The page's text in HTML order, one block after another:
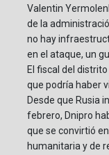
Valentin
de la
no hay
en el ataque, un
El fiscal del
que podría haber
Desde que Rusia
febrero, Dnipro
que se convirtió
humanitaria y de